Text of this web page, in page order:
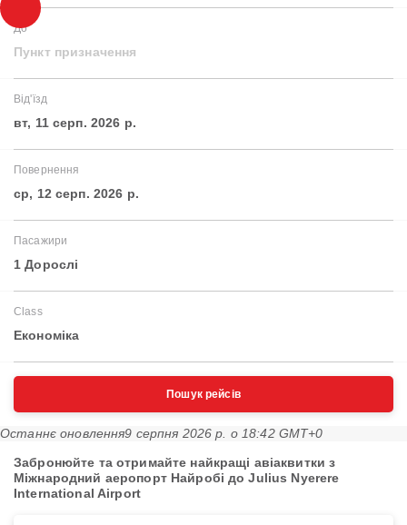
До
Пункт призначення
Від'їзд
вт, 11 серп. 2026 р.
Повернення
ср, 12 серп. 2026 р.
Пасажири
1 Дорослі
Class
Економіка
Пошук рейсів
Останнє оновлення9 серпня 2026 р. о 18:42 GMT+0
Забронюйте та отримайте найкращі авіаквитки з
Міжнародний аеропорт Найробі до Julius Nyerere
International Airport